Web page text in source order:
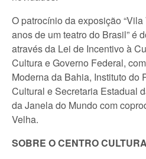
O patrocínio da exposição
anos de um teatro do Brasil” é
através da Lei de Incentivo à
Cultura e Governo Federal,
Moderna da Bahia, Instituto do
Cultural e Secretaria Estadual
da Janela do Mundo com
Velha.
SOBRE O CENTRO